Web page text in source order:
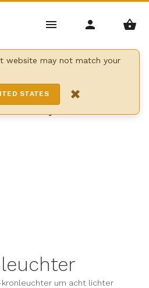
website may not match your
STATES ×
Moderne Kronleuchter /
um acht lichter